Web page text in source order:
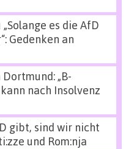
„Solange es die AfD
Gedenken an
„B-
nach Insolvenz
gibt, sind wir nicht
und Rom:nja